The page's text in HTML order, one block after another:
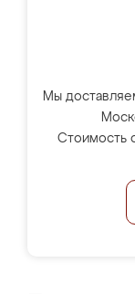
Мы
Стоимость